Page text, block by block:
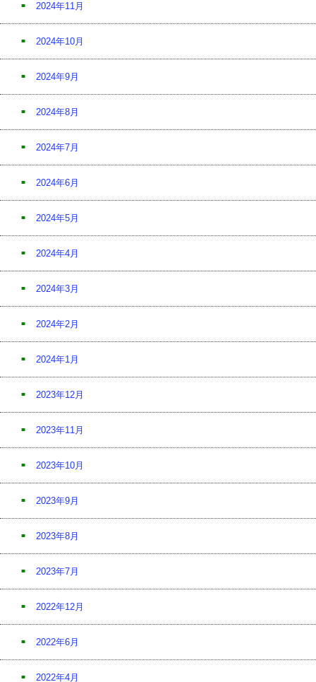
2024年11月
2024年10月
2024年9月
2024年8月
2024年7月
2024年6月
2024年5月
2024年4月
2024年3月
2024年2月
2024年1月
2023年12月
2023年11月
2023年10月
2023年9月
2023年8月
2023年7月
2022年12月
2022年6月
2022年4月